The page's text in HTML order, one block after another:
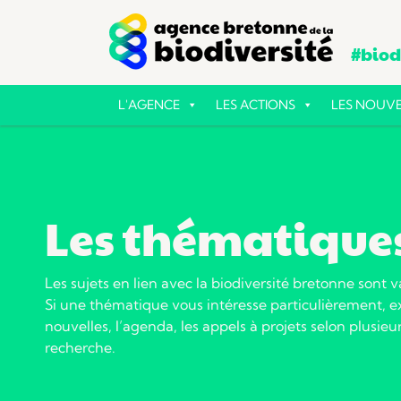
L'AGENCE LES ACTIONS LES
Les
Les sujets en lien avec la biodiversité bretonne sont
Si une thématique vous intéresse particulièrement,
nouvelles, l’agenda, les appels à projets selon
recherche.